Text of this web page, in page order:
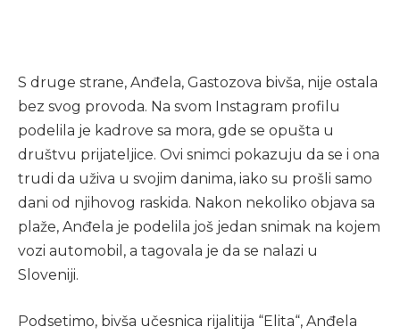
S druge strane, Anđela, Gastozova bivša, nije ostala
bez svog provoda. Na svom Instagram profilu
podelila je kadrove sa mora, gde se opušta u
društvu prijateljice. Ovi snimci pokazuju da se i ona
trudi da uživa u svojim danima, iako su prošli samo
dani od njihovog raskida. Nakon nekoliko objava sa
plaže, Anđela je podelila još jedan snimak na kojem
vozi automobil, a tagovala je da se nalazi u
Sloveniji.
Podsetimo, bivša učesnica rijalitija “Elita“, Anđela